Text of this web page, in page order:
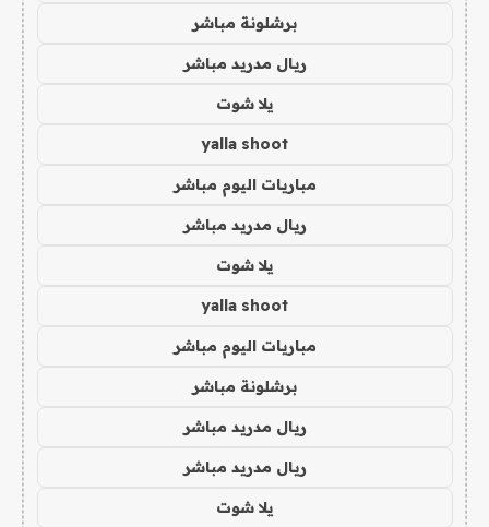
برشلونة مباشر
ريال مدريد مباشر
يلا شوت
yalla shoot
مباريات اليوم مباشر
ريال مدريد مباشر
يلا شوت
yalla shoot
مباريات اليوم مباشر
برشلونة مباشر
ريال مدريد مباشر
ريال مدريد مباشر
يلا شوت